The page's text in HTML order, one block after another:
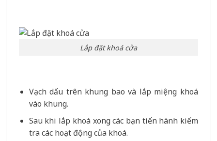
Lắp đặt khoá cửa
Vạch dấu trên khung bao và lắp miệng khoá
vào khung.
Sau khi lắp khoá xong các bạn tiến hành kiểm
tra các hoạt động của khoá.